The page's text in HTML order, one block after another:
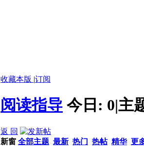
收藏本版 |订阅
阅读指导 今日: 0|主
返 回
新窗 全部主题 最新 热门 热帖 精华 更